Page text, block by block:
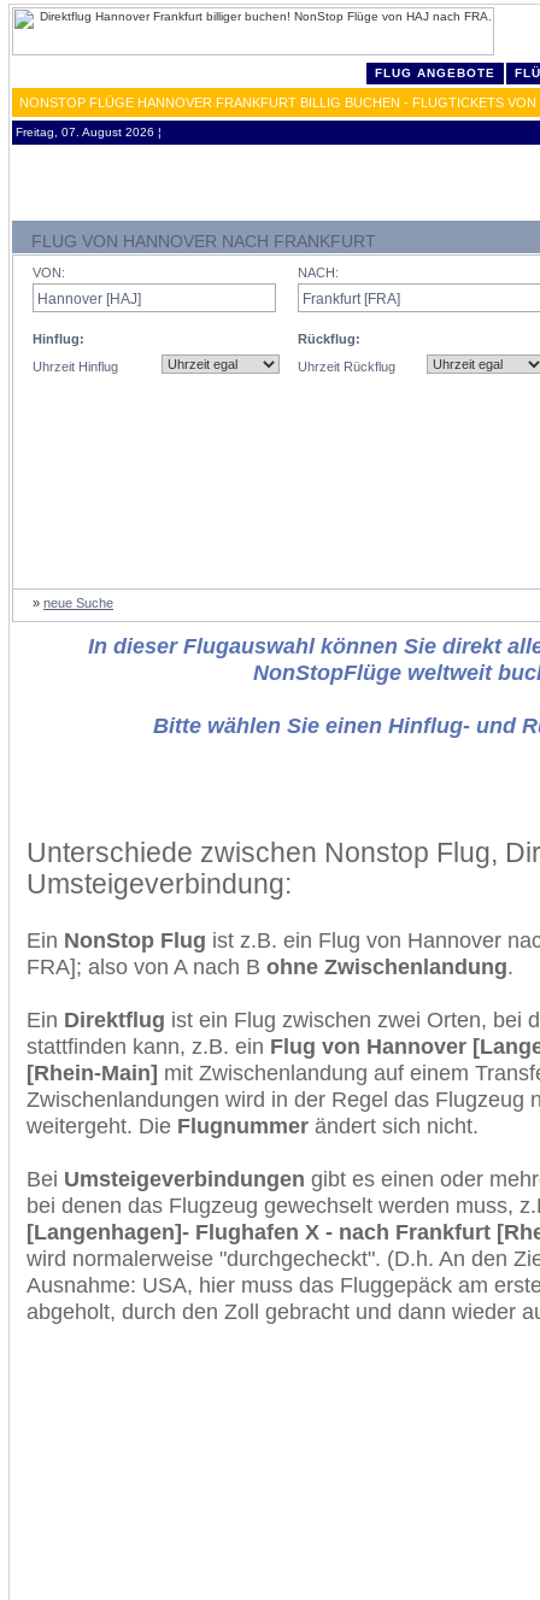
FLUG ANGEBOTE
NONSTOP FLÜGE HANNOVER FRANKFURT BILLIG BUCHEN - FLUGTICKETS
Freitag, 07. August 2026 ¦
FLUG VON HANNOVER NACH FRANKFURT
VON:
Hinflug:
Uhrzeit Hinflug
NACH:
Rückflug:
Uhrzeit Rückflug
» neue Suche
In dieser Flugauswahl können Sie direkt
NonStopFlüge weltweit
Bitte wählen Sie einen Hinflug- und
Unterschiede zwischen Nonstop Flug,
Umsteigeverbindung:
Ein NonStop Flug ist z.B. ein Flug von Hannover
FRA]; also von A nach B ohne Zwischenlandung.
Ein Direktflug ist ein Flug zwischen zwei Orten, bei
stattfinden kann, z.B. ein Flug von Hannover
[Rhein-Main] mit Zwischenlandung auf einem
Zwischenlandungen wird in der Regel das Flugzeug
weitergeht. Die Flugnummer ändert sich nicht.
Bei Umsteigeverbindungen gibt es einen oder
bei denen das Flugzeug gewechselt werden muss,
[Langenhagen]- Flughafen X - nach Frankfurt
wird normalerweise "durchgecheckt". (D.h. An den
Ausnahme: USA, hier muss das Fluggepäck am
abgeholt, durch den Zoll gebracht und dann wieder